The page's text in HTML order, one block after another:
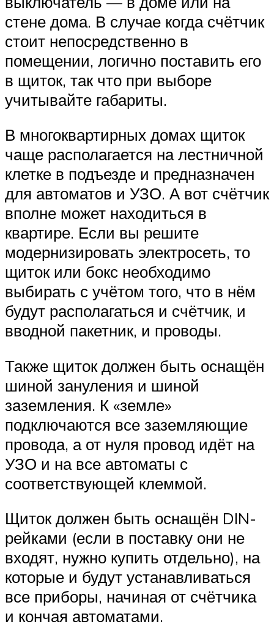
стене дома. В случае когда счётчик
стоит непосредственно в
помещении, логично поставить его
в щиток, так что при выборе
учитывайте габариты.
В многоквартирных домах щиток
чаще располагается на лестничной
клетке в подъезде и предназначен
для автоматов и УЗО. А вот счётчик
вполне может находиться в
квартире. Если вы решите
модернизировать электросеть, то
щиток или бокс необходимо
выбирать с учётом того, что в нём
будут располагаться и счётчик, и
вводной пакетник, и проводы.
Также щиток должен быть оснащён
шиной зануления и шиной
заземления. К «земле»
подключаются все заземляющие
провода, а от нуля провод идёт на
УЗО и на все автоматы с
соответствующей клеммой.
Щиток должен быть оснащён DIN-
рейками (если в поставку они не
входят, нужно купить отдельно), на
которые и будут устанавливаться
все приборы, начиная от счётчика
и кончая автоматами.